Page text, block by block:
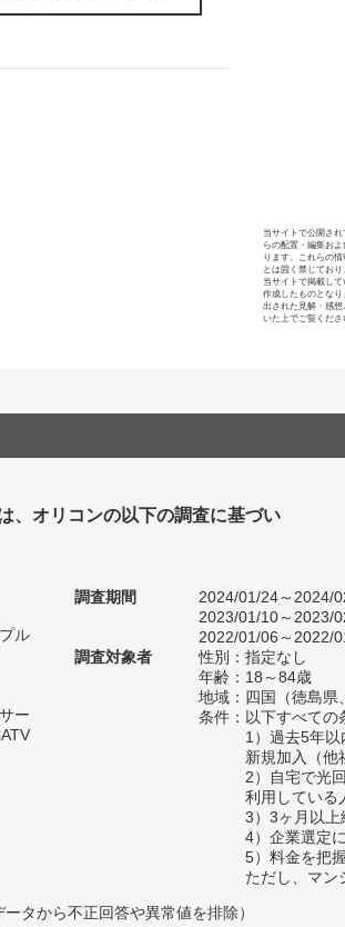
当サイトで公開さ
らの配置・編集お
ります。これらの
とは固く禁じており
当サイトで掲載し
作成したものとな
出された見解・感
いた上でご覧くださ
、オリコンの以下の調査に基づい
ル
ー
調査期間
2024/01/24～2024/
2023/01/10～2023/
2022/01/06～2022/
調査対象者
性別：指定なし
年齢：18～84歳
地域：四国（徳島県
条件：以下すべての
1）過去5年以
新規加入（他
2）自宅で光
利用している
3）3ヶ月以上
4）企業選定
5）料金を把
ただし、マン
タから不正回答や異常値を排除）